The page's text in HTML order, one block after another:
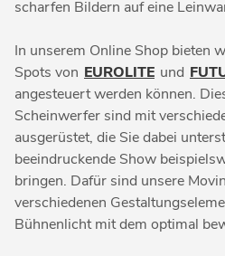
scharfen Bildern auf eine
In unserem Online Shop bieten
Spots von EUROLITE und
angesteuert werden können.
Scheinwerfer sind mit
ausgerüstet, die Sie dabei
beeindruckende Show
bringen. Dafür sind unsere
verschiedenen
Bühnenlicht mit dem optimal